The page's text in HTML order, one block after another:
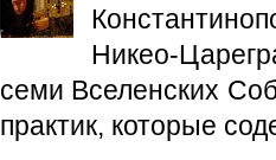
Никео-
семи Вселенских
практик, которые